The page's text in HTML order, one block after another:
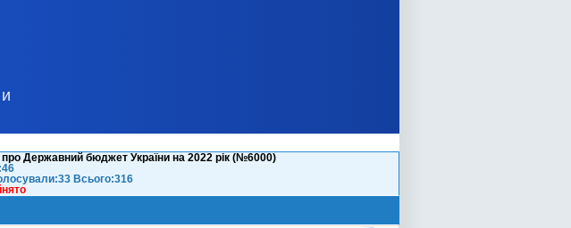
Державний бюджет України на 2022 рік (№6000)
Всього:316